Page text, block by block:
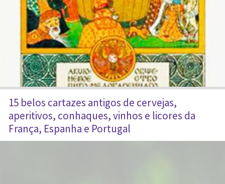
15 belos cartazes antigos de cervejas,
aperitivos, conhaques, vinhos e licores da
França, Espanha e Portugal